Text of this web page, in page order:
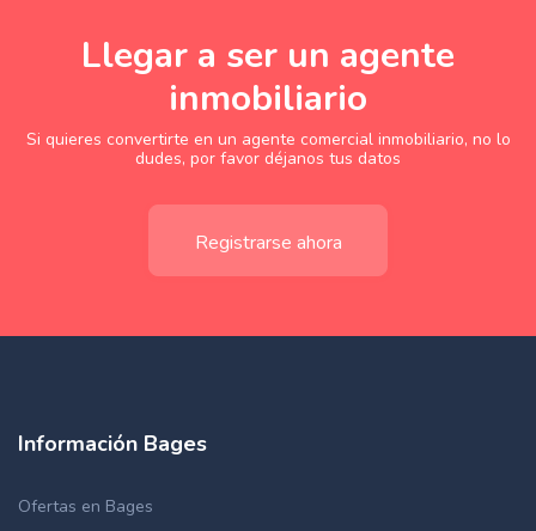
Llegar a ser un agente
inmobiliario
Si quieres convertirte en un agente comercial inmobiliario, no lo
dudes, por favor déjanos tus datos
Registrarse ahora
Información Bages
Ofertas en Bages